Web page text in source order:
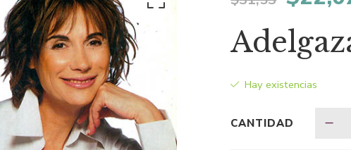
Hay existencias
CANTIDAD